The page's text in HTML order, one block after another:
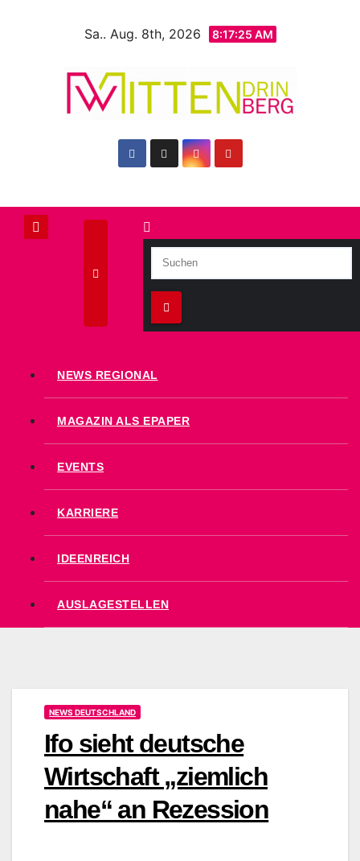
Sa.. Aug. 8th, 2026 8:17:27 AM
NEWS REGIONAL
MAGAZIN ALS EPAPER
EVENTS
KARRIERE
IDEENREICH
AUSLAGESTELLEN
NEWS DEUTSCHLAND
Ifo sieht deutsche
Wirtschaft „ziemlich
nahe“ an Rezession